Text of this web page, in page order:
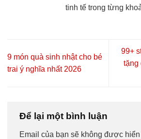
tinh tế trong từng
9 món quà sinh nhật cho bé
trai ý nghĩa nhất 2026
99+
tặng
Để lại một bình luận
Email của bạn sẽ không được